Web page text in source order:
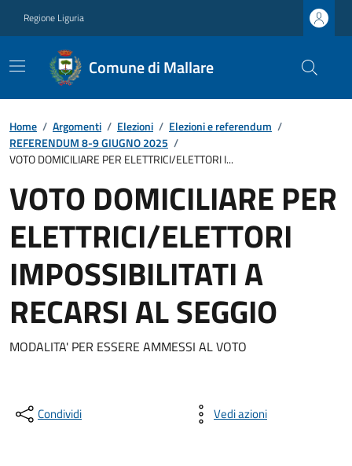
Regione Liguria
Comune di Mallare
Home / Argomenti / Elezioni / Elezioni e referendum /
REFERENDUM 8-9 GIUGNO 2025 /
VOTO DOMICILIARE PER ELETTRICI/ELETTORI I...
VOTO DOMICILIARE PER
ELETTRICI/ELETTORI
IMPOSSIBILITATI A
RECARSI AL SEGGIO
MODALITA' PER ESSERE AMMESSI AL VOTO
Condividi Vedi azioni